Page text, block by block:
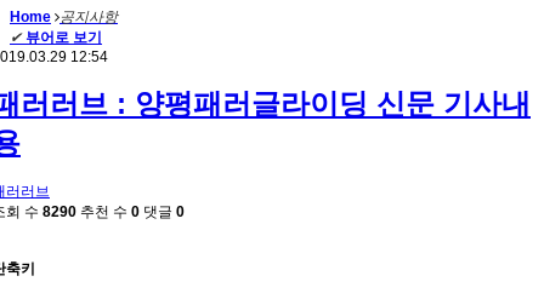
Home
공지사항
✔ 뷰어로 보기
12:54
러러브 : 양평패러글라이딩 신문 기사내
러러브
회 수 8290 추천 수 0 댓글 0
축키